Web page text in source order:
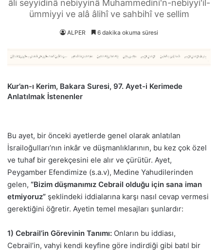
âli seyyidinâ nebiyyinâ Muhammedini'n-nebiyyi'il-
ümmiyyi ve alâ âlihî ve sahbihî ve sellim
ALPER 6 dakika okuma süresi
Kur’an-ı Kerim, Bakara Suresi, 97. Ayet-i Kerimede
Anlatılmak İstenenler
Bu ayet, bir önceki ayetlerde genel olarak anlatılan
İsrailoğulları’nın inkâr ve düşmanlıklarının, bu kez çok özel
ve tuhaf bir gerekçesini ele alır ve çürütür. Ayet,
Peygamber Efendimize (s.a.v), Medine Yahudilerinden
gelen, “Bizim düşmanımız Cebrail olduğu için sana iman
etmiyoruz” şeklindeki iddialarına karşı nasıl cevap vermesi
gerektiğini öğretir. Ayetin temel mesajları şunlardır:
1) Cebrail’in Görevinin Tanımı: Onların bu iddiası,
Cebrail’in, vahyi kendi keyfine göre indirdiği gibi batıl bir